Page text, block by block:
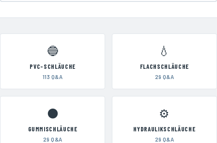
🔵
PVC-SCHLÄUCHE
113 Q&A
💧
FLACHSCHLÄUCHE
29 Q&A
⚫
GUMMISCHLÄUCHE
29 Q&A
⚙️
HYDRAULIKSCHLÄUCHE
29 Q&A